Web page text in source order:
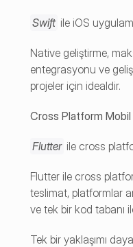
Swift ile iOS
Native geliştirme,
entegrasyonu ve
projeler için idealdir.
Cross Platform
Flutter ile cross
Flutter ile cross
teslimat, platformlar
ve tek bir kod tabanı
Tek bir yaklaşımı